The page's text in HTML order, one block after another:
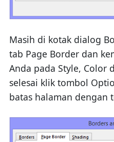
Masih di kotak dialog
tab Page Border dan
Anda pada Style, Color
selesai klik tombol
batas halaman dengan